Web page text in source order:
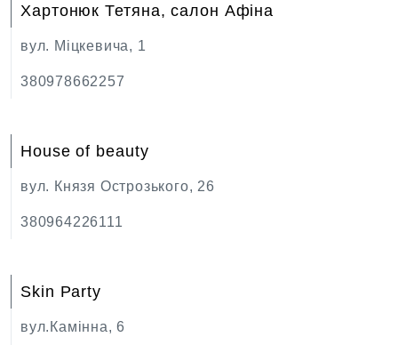
Хартонюк Тетяна, салон Афіна
вул. Міцкевича, 1
380978662257
House of beauty
вул. Князя Острозького, 26
380964226111
Skin Party
вул.Камінна, 6